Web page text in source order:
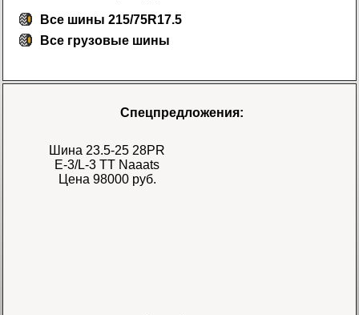
Все шины 215/75R17.5
Все грузовые шины
Спецпредложения:
Шина 23.5-25 28PR
E-3/L-3 TT Naaats
Цена 98000 руб.